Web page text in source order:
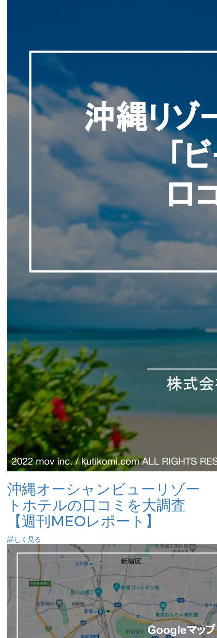
沖縄オーシャンビューリゾー
トホテルの口コミを大調査
【週刊MEOレポート】
詳しく見る